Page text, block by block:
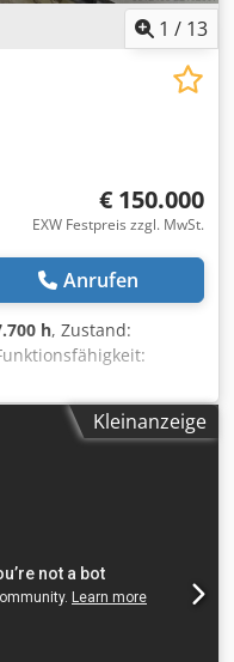
1 / 13
€ 150.000
EXW Festpreis zzgl. MwSt.
Anrufen
h, Zustand:
, Es handelt sich um
Zuführung für
wird mit
geliefert. Am
durch ein neues Gerät
kW Kühlwasserbedarf
ca.: 110 l/h
Kleinanzeige